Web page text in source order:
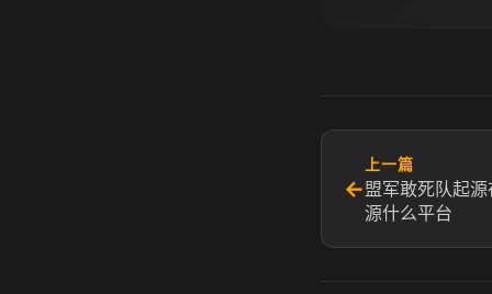
←
上一篇
盟军敢死队起
源什么平台